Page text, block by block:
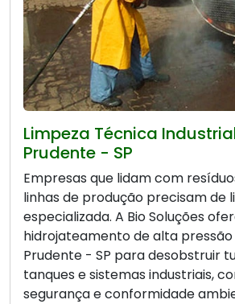
Limpeza Técnica
Prudente - SP
Empresas que lidam com
linhas de produção precisam de
especializada. A Bio Soluções
hidrojateamento de alta pressão
Prudente - SP para desobstruir
tanques e sistemas industriais,
segurança e conformidade